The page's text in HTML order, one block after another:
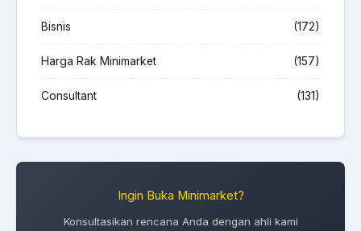
Bisnis (172)
Harga Rak Minimarket (157)
Consultant (131)
Ingin Buka Minimarket?
Konsultasikan rencana Anda dengan ahli kami